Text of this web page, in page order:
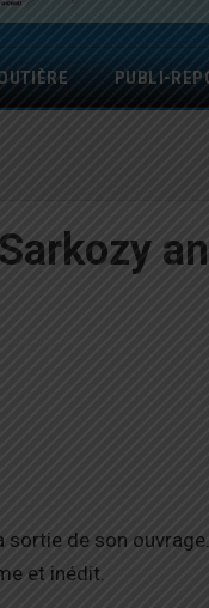
PUBLI-
sortie de son ouvrage.
et inédit.